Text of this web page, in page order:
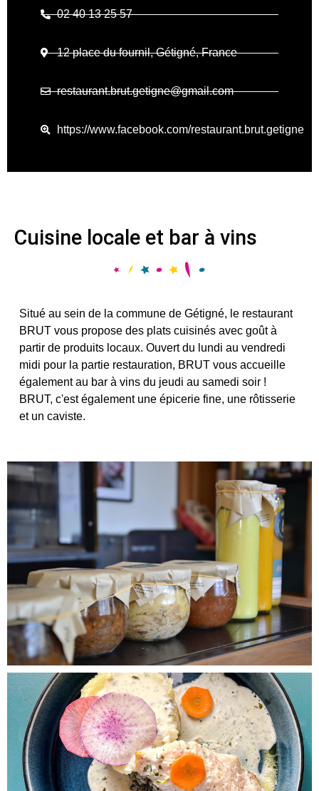
02 40 13 25 57
12 place du fournil, Gétigné, France
restaurant.brut.getigne@gmail.com
https://www.facebook.com/restaurant.brut.getigne
Cuisine locale et bar à vins
Situé au sein de la commune de Gétigné, le restaurant
BRUT vous propose des plats cuisinés avec goût à
partir de produits locaux. Ouvert du lundi au vendredi
midi pour la partie restauration, BRUT vous accueille
également au bar à vins du jeudi au samedi soir !
BRUT, c'est également une épicerie fine, une rôtisserie
et un caviste.